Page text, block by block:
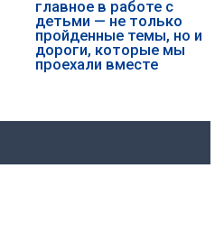
главное в работе с
детьми — не только
пройденные темы, но и
дороги, которые мы
проехали вместе